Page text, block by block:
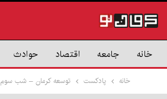
خانه جامعه اقتصاد حوادث
خانه پادکست توسعه کرمان – شب سوم